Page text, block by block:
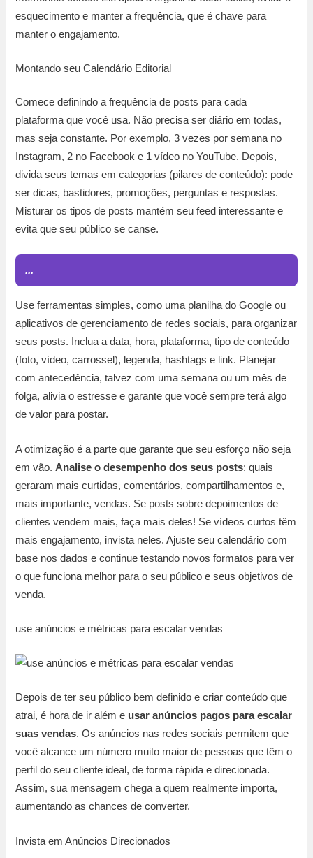
esquecimento e manter a frequência, que é chave para
manter o engajamento.
Montando seu Calendário Editorial
Comece definindo a frequência de posts para cada
plataforma que você usa. Não precisa ser diário em todas,
mas seja constante. Por exemplo, 3 vezes por semana no
Instagram, 2 no Facebook e 1 vídeo no YouTube. Depois,
divida seus temas em categorias (pilares de conteúdo): pode
ser dicas, bastidores, promoções, perguntas e respostas.
Misturar os tipos de posts mantém seu feed interessante e
evita que seu público se canse.
...
Use ferramentas simples, como uma planilha do Google ou
aplicativos de gerenciamento de redes sociais, para organizar
seus posts. Inclua a data, hora, plataforma, tipo de conteúdo
(foto, vídeo, carrossel), legenda, hashtags e link. Planejar
com antecedência, talvez com uma semana ou um mês de
folga, alivia o estresse e garante que você sempre terá algo
de valor para postar.
A otimização é a parte que garante que seu esforço não seja
em vão. Analise o desempenho dos seus posts: quais
geraram mais curtidas, comentários, compartilhamentos e,
mais importante, vendas. Se posts sobre depoimentos de
clientes vendem mais, faça mais deles! Se vídeos curtos têm
mais engajamento, invista neles. Ajuste seu calendário com
base nos dados e continue testando novos formatos para ver
o que funciona melhor para o seu público e seus objetivos de
venda.
use anúncios e métricas para escalar vendas
Depois de ter seu público bem definido e criar conteúdo que
atrai, é hora de ir além e usar anúncios pagos para escalar
suas vendas. Os anúncios nas redes sociais permitem que
você alcance um número muito maior de pessoas que têm o
perfil do seu cliente ideal, de forma rápida e direcionada.
Assim, sua mensagem chega a quem realmente importa,
aumentando as chances de converter.
Invista em Anúncios Direcionados